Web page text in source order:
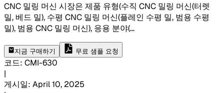
CNC 밀링 머신 시장은 제품 유형(수직 CNC 밀링 머신(터렛
밀, 베드 밀), 수평 CNC 밀링 머신(플레인 수평 밀, 범용 수평
밀), 범용 CNC 밀링 머신), 응용 분야(...
지금 구매하기 무료 샘플 요청
코드: CMI-630
|
게시일: April 10, 2025